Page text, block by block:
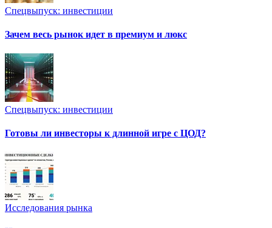
Спецвыпуск: инвестиции
Зачем весь рынок идет в премиум и люкс
Спецвыпуск: инвестиции
Готовы ли инвесторы к длинной игре с ЦОД?
Исследования рынка